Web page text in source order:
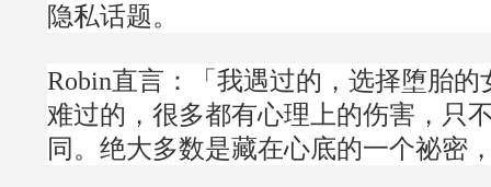
隐私话题。
Robin直言：「我遇过的，选择堕胎
难过的，很多都有心理上的伤害，只
同。绝大多数是藏在心底的一个祕密